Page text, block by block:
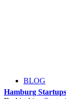
BLOG
Hamburg